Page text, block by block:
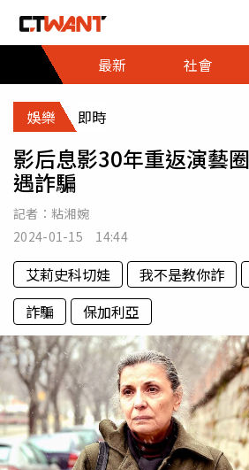
最新
社會
娛樂 即時
影后息影30年重返演藝
遇詐騙
記者： 粘湘婉
2024-01-15 14:44
艾莉史科切娃 我不是教你詐
詐騙
保加利亞